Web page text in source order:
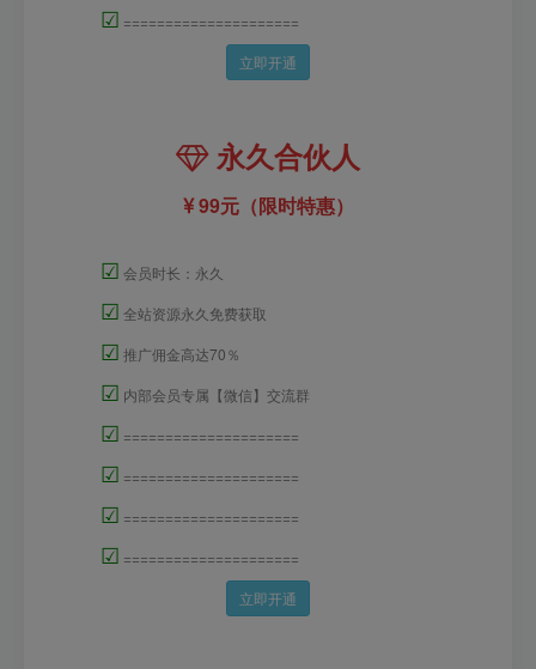
☑ =====================
立即开通
永久合伙人
99元（限时特惠）
☑ 会员时长：永久
☑ 全站资源永久免费获取
☑ 推广佣金高达70％
☑ 内部会员专属【微信】交流群
☑ =====================
☑ =====================
☑ =====================
☑ =====================
立即开通